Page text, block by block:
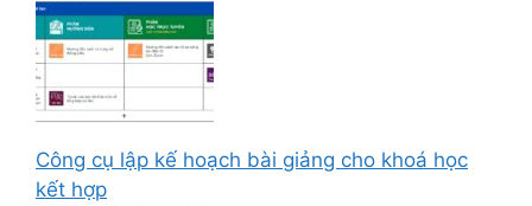
Công cụ lập kế hoạch bài giảng cho khoá học
kết hợp